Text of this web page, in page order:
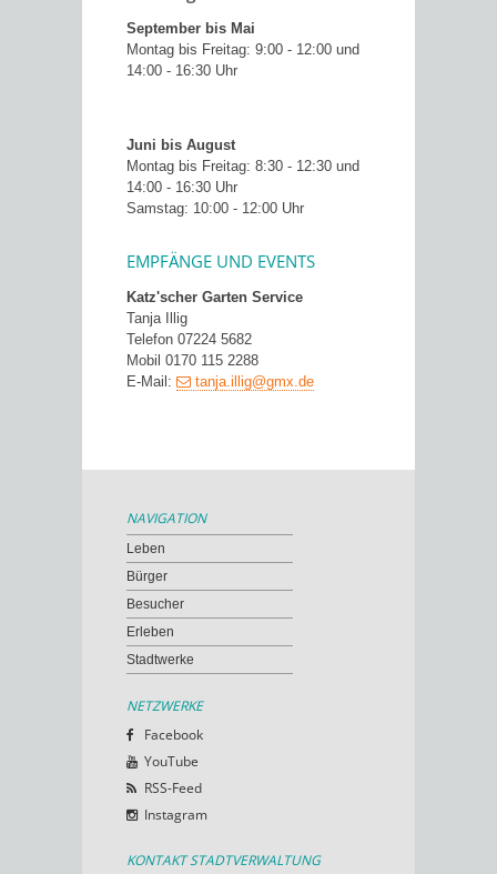
September bis Mai
Montag bis Freitag: 9:00 - 12:00 und
14:00 - 16:30 Uhr
Juni bis August
Montag bis Freitag: 8:30 - 12:30 und
14:00 - 16:30 Uhr
Samstag: 10:00 - 12:00 Uhr
EMPFÄNGE UND EVENTS
Katz'scher Garten Service
Tanja Illig
Telefon 07224 5682
Mobil 0170 115 2288
E-Mail:
tanja.illig@gmx.de
NAVIGATION
Leben
Bürger
Besucher
Erleben
Stadtwerke
NETZWERKE
Facebook
YouTube
RSS-Feed
Instagram
KONTAKT STADTVERWALTUNG